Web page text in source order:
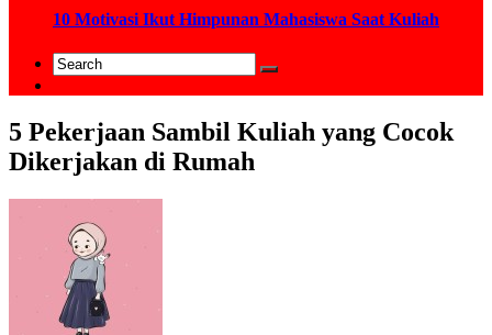
10 Motivasi Ikut Himpunan Mahasiswa Saat Kuliah
5 Pekerjaan Sambil Kuliah yang Cocok
Dikerjakan di Rumah